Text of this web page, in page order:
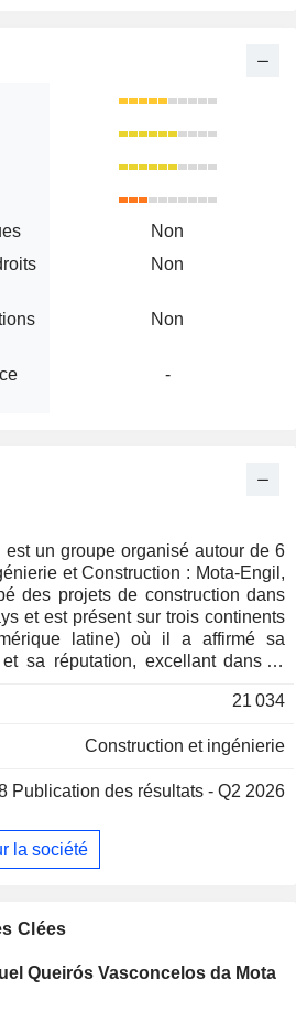
Non
Non
Non
-
est un groupe organisé autour de 6
des projets de construction dans
et est présent sur trois continents
latine) où il a affirmé sa
sa réputation, excellant dans la
barrages et chemins de fer ; -
reconnues depuis 1998, avec
à moyen terme compris entre
le secteur de l'environnement au
de la société SUMA
leader dans le traitement et la
de plus en plus ses activités
des marchés comme l'Angola, le
21 034
Construction et ingénierie
Publication des résultats - Q2 2026
la société
Clées
Queirós Vasconcelos da Mota